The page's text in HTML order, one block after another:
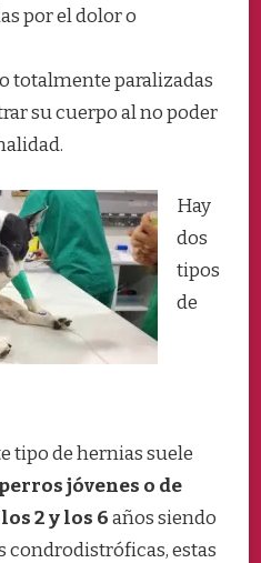
por el dolor o
totalmente paralizadas
su cuerpo al no poder
Hay
dos
tipos
de
tipo de hernias suele
perros jóvenes o de
2 y los 6años siendo
condrodistróficas, estas